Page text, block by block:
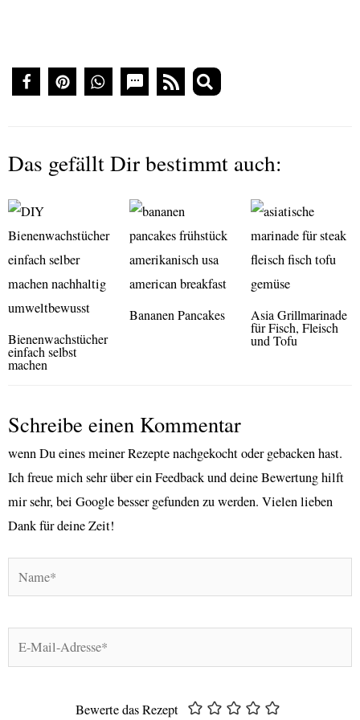
Das gefällt Dir bestimmt auch:
Bienenwachstücher
einfach selbst
machen
Bananen Pancakes Asia Grillmarinade
für Fisch, Fleisch
und Tofu
Schreibe einen Kommentar
wenn Du eines meiner Rezepte nachgekocht oder gebacken hast.
Ich freue mich sehr über ein Feedback und deine Bewertung hilft
mir sehr, bei Google besser gefunden zu werden. Vielen lieben
Dank für deine Zeit!
Name*
E-
Mail-
Bewerte das Rezept